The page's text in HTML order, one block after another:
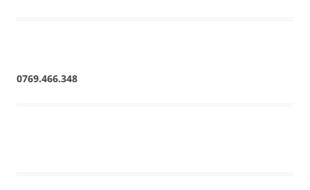
0769.466.348